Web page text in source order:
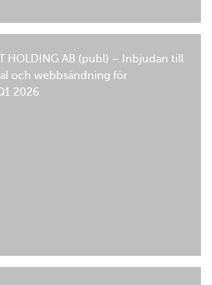
HOLDING AB (publ) – Inbjudan till
och webbsändning för
2026